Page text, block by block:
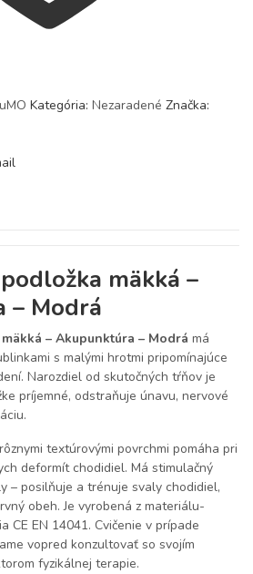
Kategória: Nezaradené Značka:
mäkká –
– Modrá
– Akupunktúra – Modrá má
s malými hrotmi pripomínajúce
Narozdiel od skutočných tŕňov je
príjemné, odstraňuje únavu, nervové
textúrovými povrchmi pomáha pri
deformít chodidiel. Má stimulačný
– posilňuje a trénuje svaly chodidiel,
obeh. Je vyrobená z materiálu-
CE EN 14041. Cvičenie v prípade
vopred konzultovať so svojím
fyzikálnej terapie.